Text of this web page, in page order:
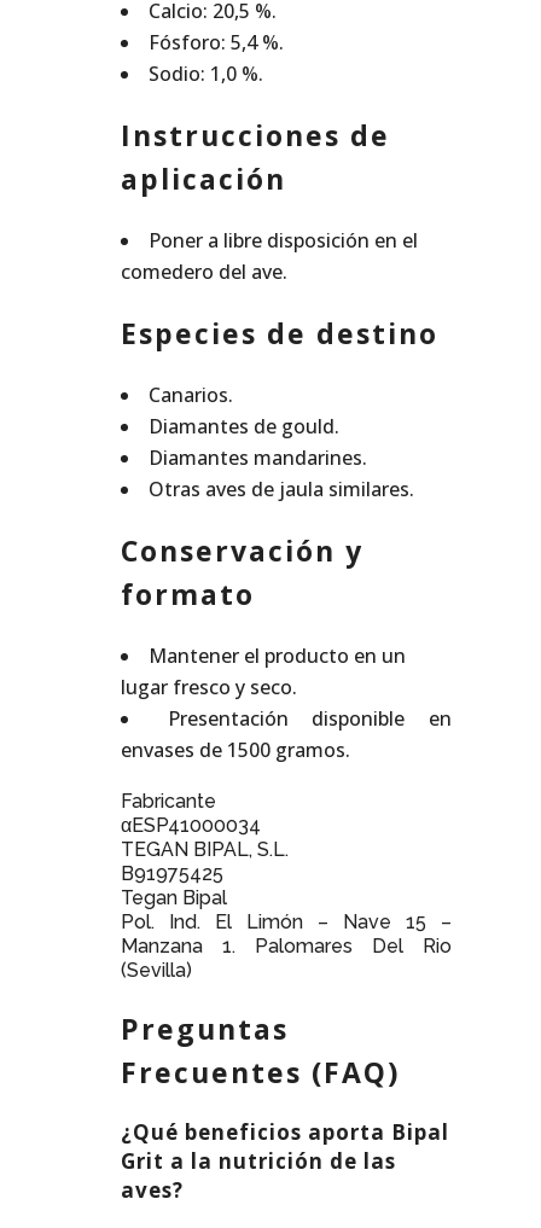
Calcio: 20,5 %.
Fósforo: 5,4 %.
Sodio: 1,0 %.
Instrucciones de
aplicación
Poner a libre disposición en el
comedero del ave.
Especies de destino
Canarios.
Diamantes de gould.
Diamantes mandarines.
Otras aves de jaula similares.
Conservación y
formato
Mantener el producto en un
lugar fresco y seco.
Presentación disponible en
envases de 1500 gramos.
Fabricante
αESP41000034
TEGAN BIPAL, S.L.
B91975425
Tegan Bipal
Pol. Ind. El Limón – Nave 15 –
Manzana 1. Palomares Del Rio
(Sevilla)
Preguntas
Frecuentes (FAQ)
¿Qué beneficios aporta Bipal
Grit a la nutrición de las
aves?